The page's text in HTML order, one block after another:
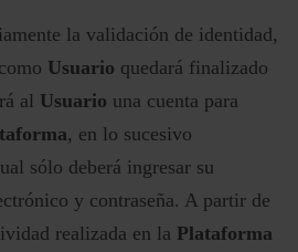
la validación de identidad,
Usuario quedará finalizado
al Usuario una cuenta para
, en lo sucesivo
sólo deberá ingresar su
y contraseña. A partir de
realizada en la Plataforma